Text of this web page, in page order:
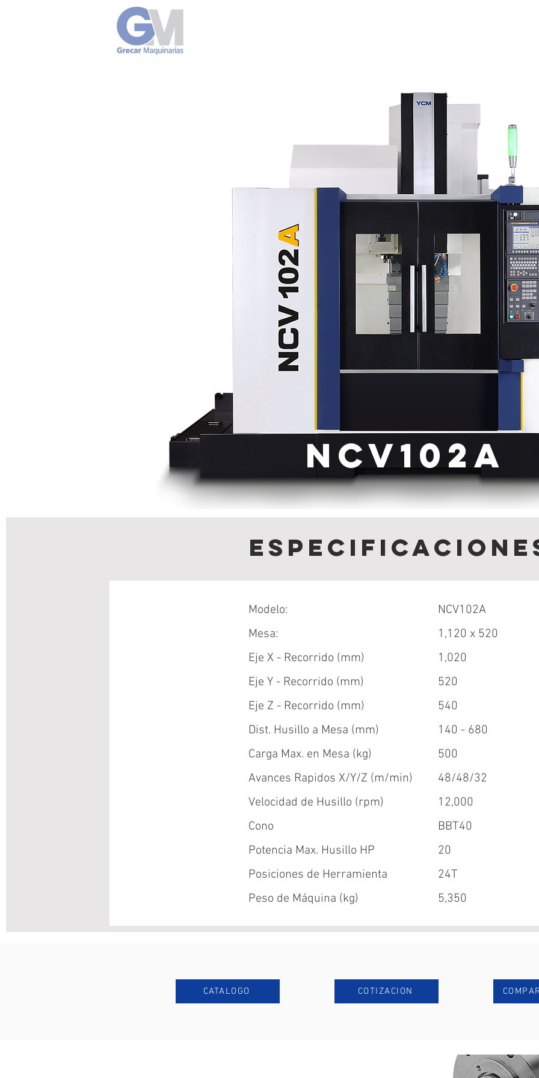
NcV102a
Modelo:
Mesa:
Eje X - Recorrido (mm)
Eje Y - Recorrido (mm)
Eje Z - Recorrido (mm)
Dist. Husillo a Mesa (mm)
Carga Max. en Mesa (kg)
Avances Rapidos X/Y/Z (m/min)
Velocidad de Husillo (rpm)
Cono
Potencia Max. Husillo HP
Posiciones de Herramienta
Peso de Máquina (kg)
NCV102A
1,120 x 520
1,020
520
540
140 - 680
500
48/48/32
12,000
BBT40
20
24T
5,350
CATALOGO COTIZACION